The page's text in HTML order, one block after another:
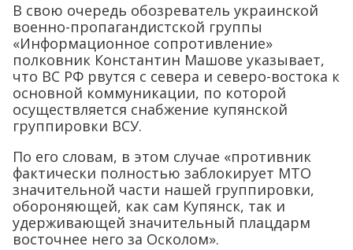
В свою очередь обозреватель украинской
военно-пропагандистской группы
«Информационное сопротивление»
полковник Константин Машове указывает,
что ВС РФ рвутся с севера и северо-востока к
основной коммуникации, по которой
осуществляется снабжение купянской
группировки ВСУ.
По его словам, в этом случае «противник
фактически полностью заблокирует МТО
значительной части нашей группировки,
обороняющей, как сам Купянск, так и
удерживающей значительный плацдарм
восточнее него за Осколом».